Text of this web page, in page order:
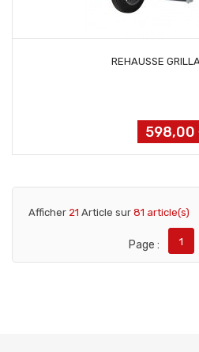
AJOUTER AU
REHAUSSE
Prix
598,00
Afficher 21 Article sur 81 article(s)
Page : 1